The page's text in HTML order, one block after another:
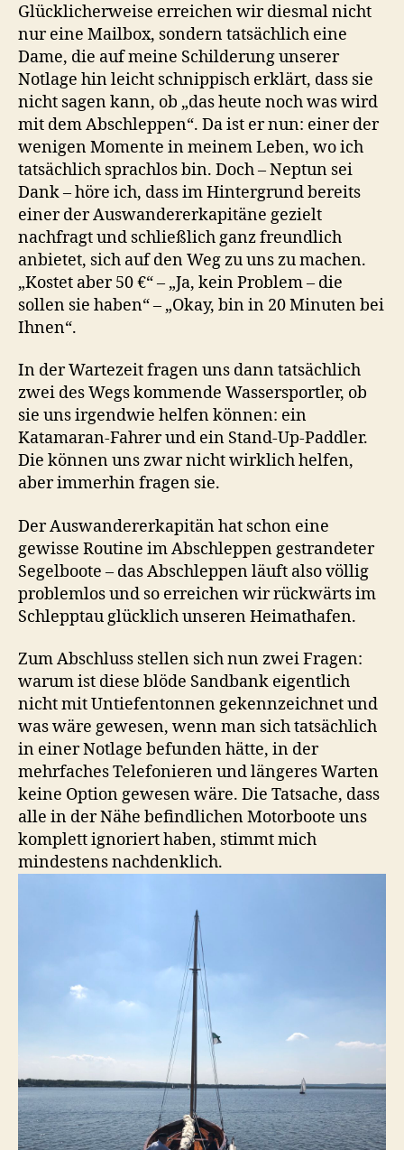
Glücklicherweise erreichen wir diesmal nicht
nur eine Mailbox, sondern tatsächlich eine
Dame, die auf meine Schilderung unserer
Notlage hin leicht schnippisch erklärt, dass sie
nicht sagen kann, ob „das heute noch was wird
mit dem Abschleppen“. Da ist er nun: einer der
wenigen Momente in meinem Leben, wo ich
tatsächlich sprachlos bin. Doch – Neptun sei
Dank – höre ich, dass im Hintergrund bereits
einer der Auswandererkapitäne gezielt
nachfragt und schließlich ganz freundlich
anbietet, sich auf den Weg zu uns zu machen.
„Kostet aber 50 €“ – „Ja, kein Problem – die
sollen sie haben“ – „Okay, bin in 20 Minuten bei
Ihnen“.
In der Wartezeit fragen uns dann tatsächlich
zwei des Wegs kommende Wassersportler, ob
sie uns irgendwie helfen können: ein
Katamaran-Fahrer und ein Stand-Up-Paddler.
Die können uns zwar nicht wirklich helfen,
aber immerhin fragen sie.
Der Auswandererkapitän hat schon eine
gewisse Routine im Abschleppen gestrandeter
Segelboote – das Abschleppen läuft also völlig
problemlos und so erreichen wir rückwärts im
Schlepptau glücklich unseren Heimathafen.
Zum Abschluss stellen sich nun zwei Fragen:
warum ist diese blöde Sandbank eigentlich
nicht mit Untiefentonnen gekennzeichnet und
was wäre gewesen, wenn man sich tatsächlich
in einer Notlage befunden hätte, in der
mehrfaches Telefonieren und längeres Warten
keine Option gewesen wäre. Die Tatsache, dass
alle in der Nähe befindlichen Motorboote uns
komplett ignoriert haben, stimmt mich
mindestens nachdenklich.